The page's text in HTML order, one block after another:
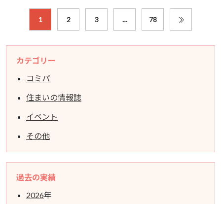
1 2 3 … 78
カテゴリー
コミパ
住まいの情報誌
イベント
その他
過去の実績
2026年